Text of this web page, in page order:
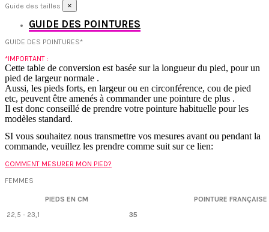
Guide des tailles ×
GUIDE DES POINTURES
GUIDE DES POINTURES*
*IMPORTANT :
Cette table de conversion est basée sur la longueur du pied, pour un
pied de largeur normale .
Aussi, les pieds forts, en largeur ou en circonférence, cou de pied
etc, peuvent être amenés à commander une pointure de plus .
Il est donc conseillé de prendre votre pointure habituelle pour les
modèles standard.
SI vous souhaitez nous transmettre vos mesures avant ou pendant la
commande, veuillez les prendre comme suit sur ce lien:
COMMENT MESURER MON PIED?
FEMMES
PIEDS EN CM
POINTURE FRANÇAISE
22,5 - 23,1
35